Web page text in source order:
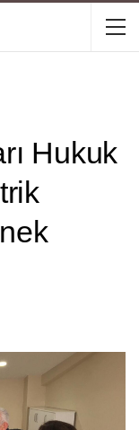
Hukuk